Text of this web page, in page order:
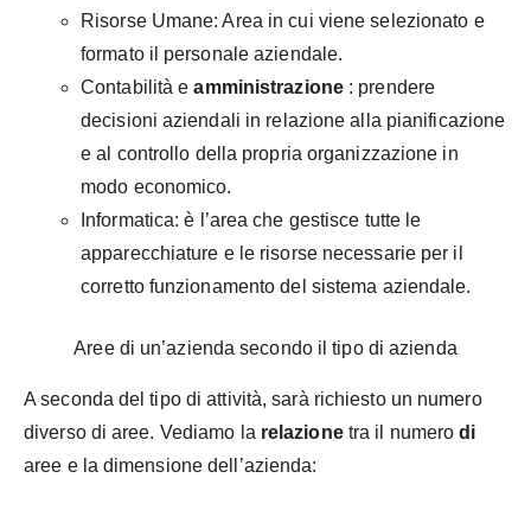
Risorse Umane: Area in cui viene selezionato e
formato il personale aziendale.
Contabilità eamministrazione: prendere
decisioni aziendali in relazione alla pianificazione
e al controllo della propria organizzazione in
modo economico.
Informatica: è l’area che gestisce tutte le
apparecchiature e le risorse necessarie per il
corretto funzionamento del sistema aziendale.
Aree di un’azienda secondo il tipo di azienda
A seconda del tipo di attività, sarà richiesto un numero
diverso di aree. Vediamo la relazionetra il numerodi
aree e la dimensione dell’azienda: